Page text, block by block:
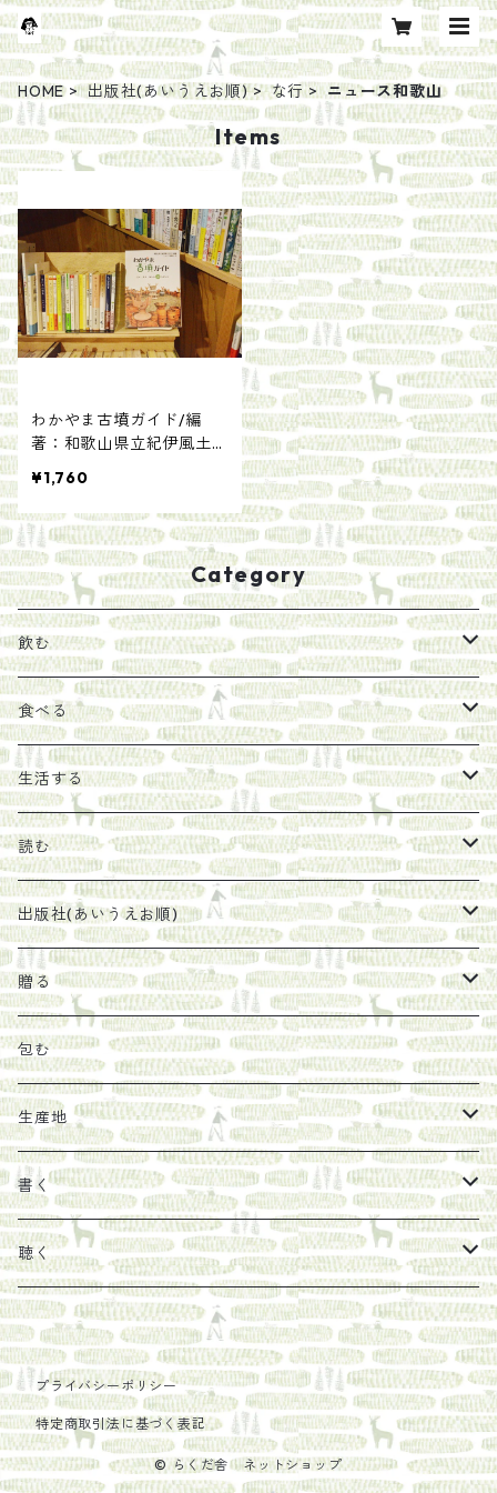
HOME 出版社(あいうえお順) な行 ニュース和歌山
Items
わかやま古墳ガイド/編
著：和歌山県立紀伊風土記
¥1,760
Category
飲む
お茶
エキス
珈琲豆
太山寺珈琲焙煎室
食べる
ジャム
うめぼし
塩
オリーブオイル
その他
マスコバド糖
しょうがパウダー
野菜・果物
新しょうが
レモン
生活する
エコラップ
石けん
ヘチマたわし
陶器
馬目隆宏
絵
タンブラー
読む
刊行から時間が経ったけれど、長く売り続けたい一冊
贈り物に勧めたい絵本
紀伊半島ブックマルシェ関連本
らくだ舎出帆室の参考本など
新刊では販売しづらくなった本を巡らせて
古本や自由価格本から探す
出版社(あいうえお順)
らくだ舎出帆室
リトルプレス
mario books
タイドラー
Sakumag
地下BOOKS
疋田千里
PHILOSOPHIA
海外出版社
古本
あ行
明石書店
赤々舎
亜紀書房
か行
偕成社
笠間書院
さ行
里山社
た行
贈る
包装
ギフトセット
カレンダー
カップ
ステッカー
包む
生産地
色川
そこそこ農園
農家民泊JUGEM
だものみち
安田農園
フィリピン
パレスチナ
インドネシア
メキシコ
書く
カムワッカ
らくだ舎
ポストカード
聴く
里
COLECTIVO ALTEPE
プライバシーポリシー
特定商取引法に基づく表記
© らくだ舎 ネットショップ